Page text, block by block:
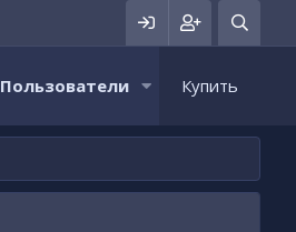
Пользователи Купить